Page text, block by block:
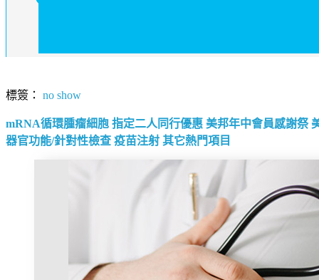
標簽： no show
mRNA循環腫瘤細胞 指定二人同行優惠 美邦年中會員感謝祭
器官功能/針對性檢查 疫苗注射 其它熱門項目